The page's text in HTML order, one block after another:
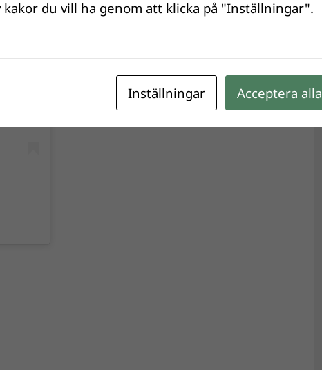
kakor du vill ha genom att klicka på "Inställningar".
Inställningar Acceptera alla